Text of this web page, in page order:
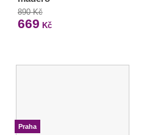
890 Kč
669 Kč
Praha